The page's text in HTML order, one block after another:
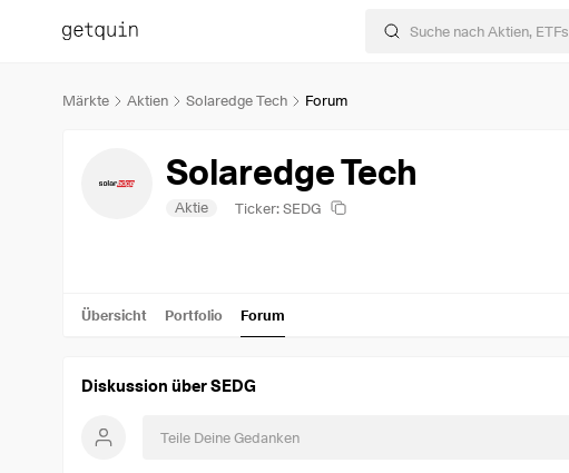
Märkte Aktien Solaredge Tech Forum
Solaredge Tech
Aktie Ticker: SEDG
Übersicht Portfolio Forum
Diskussion über SEDG